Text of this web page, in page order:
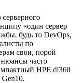
«один сервер
будь то DevOps,
по
свои, порой
часто
HPE dl360